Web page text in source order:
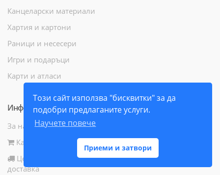
Този сайт използва "бисквитки" за да
подобри предлаганите услуги.
Научете повече
Приеми и затвори
Канцеларски материали
Хартия и картони
Раници и несесери
Игри и подаръци
Карти и атласи
Информация
За нас
Как да поръчам
Цени и начини за
доставка